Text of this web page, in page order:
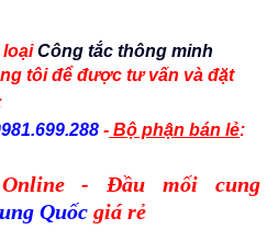
loạiCông tắc thông minh
tôi để được tư vấn vàđặt
- Bộ phận bán lẻ:
- Đầu mối cung
Quốc giá rẻ